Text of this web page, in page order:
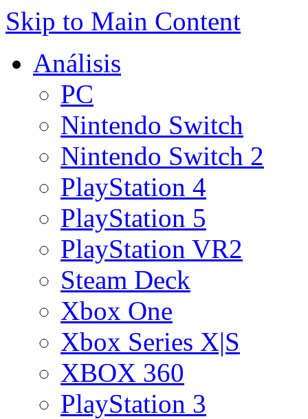
Skip to Main Content
Análisis
PC
Nintendo Switch
Nintendo Switch 2
PlayStation 4
PlayStation 5
PlayStation VR2
Steam Deck
Xbox One
Xbox Series X|S
XBOX 360
PlayStation 3